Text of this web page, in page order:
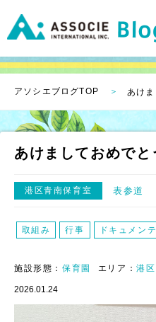
アソシエブログTOP あけ
あけましておめでと
港区青南保育室 表参道
取組み 行事 ドキュメン
施設形態： 保育園 エリア：港区
2026.01.24